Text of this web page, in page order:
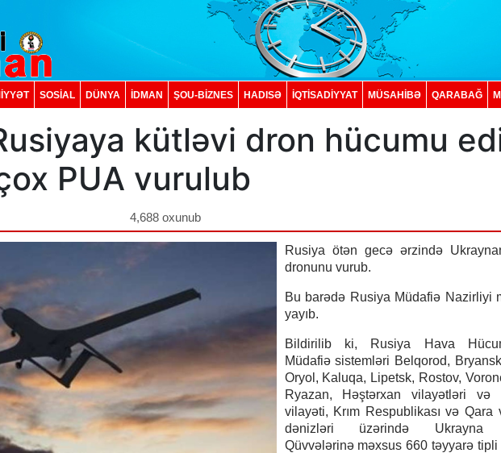
SOSIAL DÜNYA İDMAN ŞOU-BİZNES HADISƏ İQTISADIYYAT MÜSAHİBƏ QARABAĞ
kütləvi dron hücumu
PUA vurulub
4,688 oxunub
Rusiya ötən gecə ərzində
dronunu vurub.
Bu barədə Rusiya Müdafiə Nazirliyi
yayıb.
Bildirilib ki, Rusiya Hava
Müdafiə sistemləri Belqorod,
Oryol, Kaluqa, Lipetsk, Rostov,
Ryazan, Həştərxan vilayətləri və
vilayəti, Krım Respublikası və Qara
dənizləri üzərində Ukrayna
Qüvvələrinə məxsus 660 təyyarə tipli